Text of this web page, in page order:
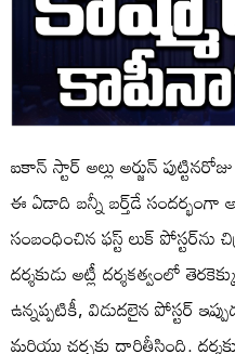
ఐకాన్ స్టార్ అల్లు అర్జున్
ఈ ఏడాది బన్నీ బర్త్‌డే
సంబంధించిన ఫస్ట్ లుక్
దర్శకుడు అట్లీ దర్శకత్వంలో
ఉన్నప్పటికీ, విడుదలైన పోస్టర్
మరియు చర్చకు దారితీసింది.